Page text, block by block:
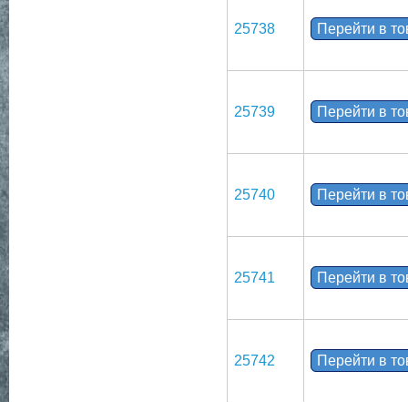
25738 Перейти в
25739 Перейти в
25740 Перейти в
25741 Перейти в
25742 Перейти в